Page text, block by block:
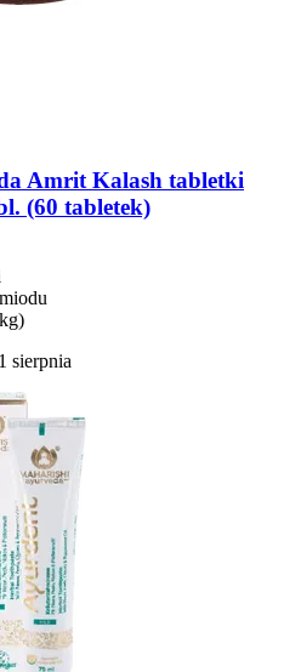
Amrit Kalash tabletki
(60 tabletek)
sierpnia